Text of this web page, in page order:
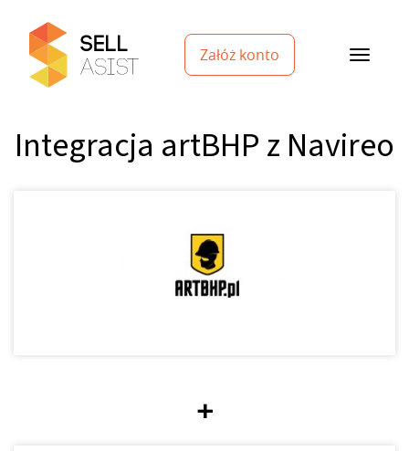
Załóż konto
Integracja artBHP z Navireo
+